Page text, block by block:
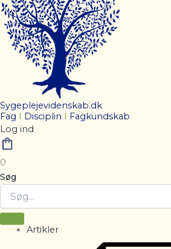
Sygeplejevidenskab.dk
Fag
Disciplin
Fagkundskab
Log ind
0
Søg
Artikler